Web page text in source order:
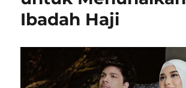
Ibadah Haji